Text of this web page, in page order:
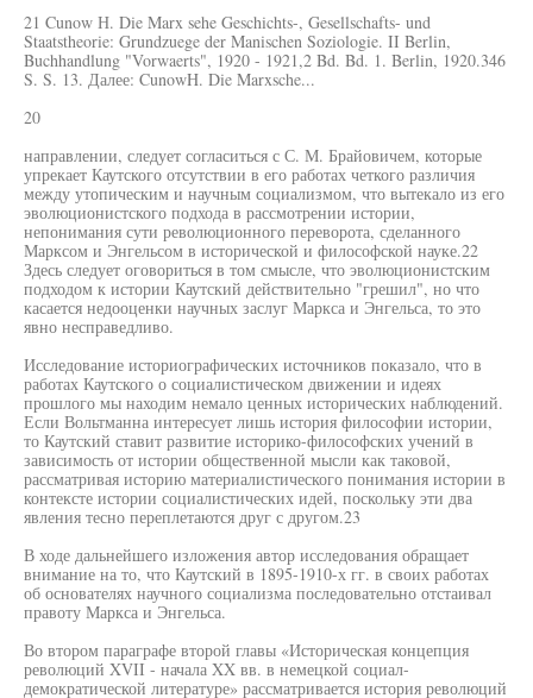
21 Cunow Н. Die Marx sehe Geschichts-, Gesellschafts- und
Staatstheorie: Grundzuege der Manischen Soziologie. II Berlin,
Buchhandlung "Vorwaerts", 1920 - 1921,2 Bd. Bd. 1. Berlin, 1920.346
S. S. 13. Далее: CunowH. Die Marxsche...
20
направлении, следует согласиться с С. М. Брайовичем, которые
упрекает Каутского отсутствии в его работах четкого различия
между утопическим и научным социализмом, что вытекало из его
эволюционистского подхода в рассмотрении истории,
непонимания сути революционного переворота, сделанного
Марксом и Энгельсом в исторической и философской науке.22
Здесь следует оговориться в том смысле, что эволюционистским
подходом к истории Каутский действительно "грешил", но что
касается недооценки научных заслуг Маркса и Энгельса, то это
явно несправедливо.
Исследование историографических источников показало, что в
работах Каутского о социалистическом движении и идеях
прошлого мы находим немало ценных исторических наблюдений.
Если Вольтманна интересует лишь история философии истории,
то Каутский ставит развитие историко-философских учений в
зависимость от истории общественной мысли как таковой,
рассматривая историю материалистического понимания истории в
контексте истории социалистических идей, поскольку эти два
явления тесно переплетаются друг с другом.23
В ходе дальнейшего изложения автор исследования обращает
внимание на то, что Каутский в 1895-1910-х гг. в своих работах
об основателях научного социализма последовательно отстаивал
правоту Маркса и Энгельса.
Во втором параграфе второй главы «Историческая концепция
революций XVII - начала XX вв. в немецкой социал-
демократической литературе» рассматривается история революций